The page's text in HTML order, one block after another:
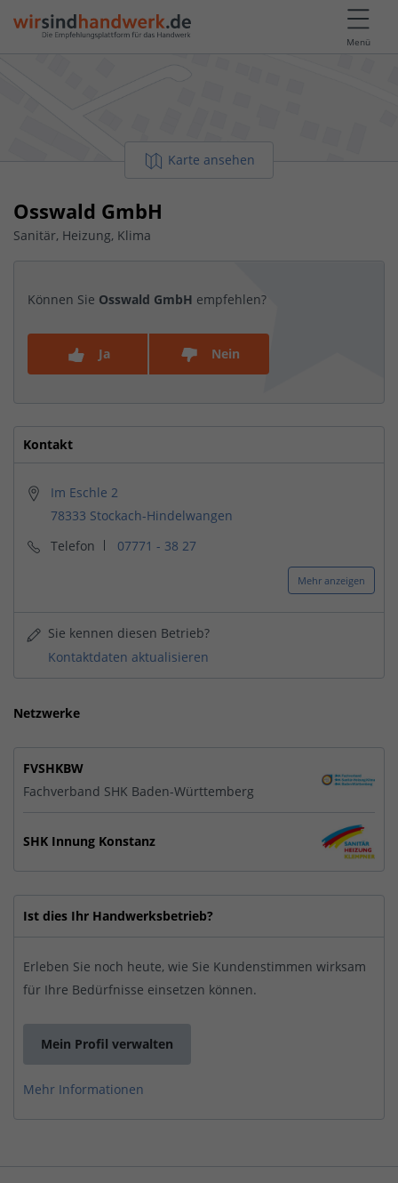
Menü
Karte ansehen
Osswald GmbH
Sanitär, Heizung, Klima
Können Sie Osswald GmbH empfehlen?
Ja Nein
Kontakt
Im Eschle 2
78333 Stockach-Hindelwangen
Telefon
07771 - 38 27
Mehr anzeigen
Sie kennen diesen Betrieb?
Kontaktdaten aktualisieren
Netzwerke
FVSHKBW
Fachverband SHK Baden-Württemberg
SHK Innung Konstanz
Ist dies Ihr Handwerksbetrieb?
Erleben Sie noch heute, wie Sie Kundenstimmen wirksam
für Ihre Bedürfnisse einsetzen können.
Mein Profil verwalten
Mehr Informationen